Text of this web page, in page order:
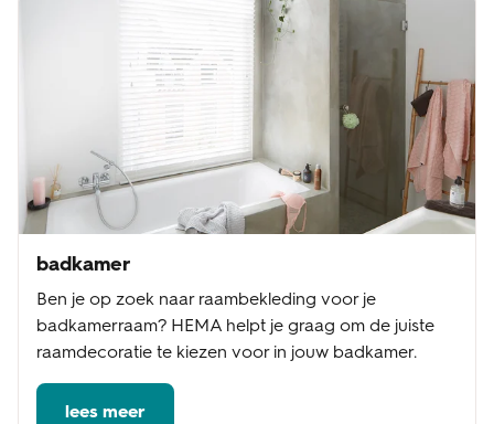
badkamer
Ben je op zoek naar raambekleding voor je
badkamerraam? HEMA helpt je graag om de juiste
raamdecoratie te kiezen voor in jouw badkamer.
lees meer